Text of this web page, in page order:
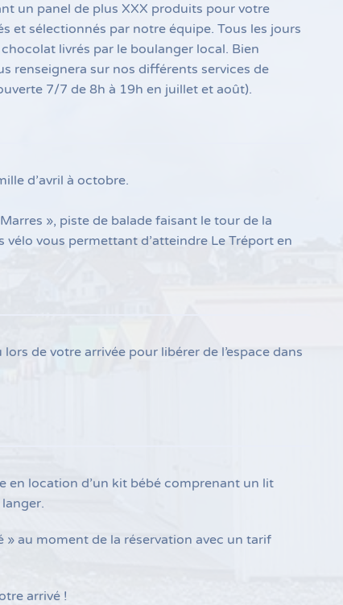
un panel de plus XXX produits pour votre
et sélectionnés par notre équipe. Tous les jours
livrés par le boulanger local. Bien
renseignera sur nos différents services de
7/7 de 8h à 19h en juillet et août).
d’avril à octobre.
», piste de balade faisant le tour de la
vous permettant d’atteindre Le Tréport en
de votre arrivée pour libérer de l’espace dans
en location d’un kit bébé comprenant un lit
au moment de la réservation avec un tarif
arrivé !